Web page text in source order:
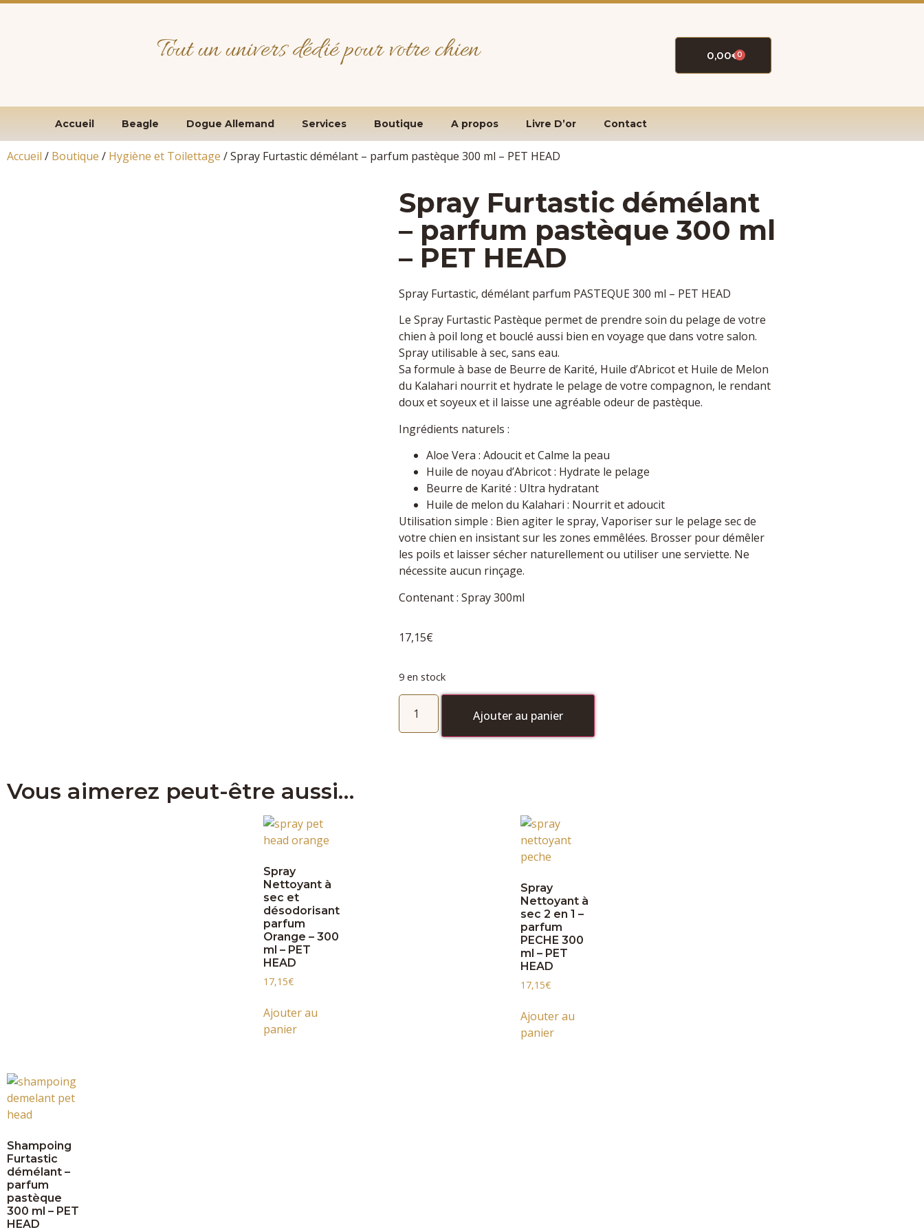
Tout un univers dédié pour votre chien 0,00€0
Accueil Beagle Dogue Allemand Services Boutique A propos Livre D’or Contact
Accueil / Boutique / Hygiène et Toilettage / Spray Furtastic démélant – parfum pastèque 300 ml – PET HEAD
Spray Furtastic démélant
– parfum pastèque 300 ml
– PET HEAD
Spray Furtastic, démélant parfum PASTEQUE 300 ml – PET HEAD
Le Spray Furtastic Pastèque permet de prendre soin du pelage de votre
chien à poil long et bouclé aussi bien en voyage que dans votre salon.
Spray utilisable à sec, sans eau.
Sa formule à base de Beurre de Karité, Huile d’Abricot et Huile de Melon
du Kalahari nourrit et hydrate le pelage de votre compagnon, le rendant
doux et soyeux et il laisse une agréable odeur de pastèque.
Ingrédients naturels :
Aloe Vera : Adoucit et Calme la peau
Huile de noyau d’Abricot : Hydrate le pelage
Beurre de Karité : Ultra hydratant
Huile de melon du Kalahari : Nourrit et adoucit
Utilisation simple : Bien agiter le spray, Vaporiser sur le pelage sec de
votre chien en insistant sur les zones emmêlées. Brosser pour démêler
les poils et laisser sécher naturellement ou utiliser une serviette. Ne
nécessite aucun rinçage.
Contenant : Spray 300ml
17,15€
9 en stock
Ajouter au panier
Vous aimerez peut-être aussi…
Spray
Nettoyant à
sec et
désodorisant
parfum
Orange – 300
ml – PET
HEAD
17,15€
Ajouter au
panier
Spray
Nettoyant à
sec 2 en 1 –
parfum
PECHE 300
ml – PET
HEAD
17,15€
Ajouter au
panier
Shampoing
Furtastic
démélant –
parfum
pastèque
300 ml – PET
HEAD